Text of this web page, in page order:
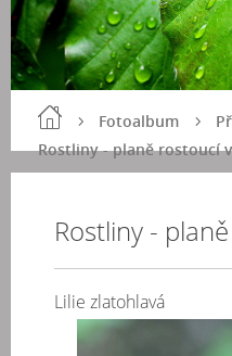
Fotoalbum
Rostliny - planě rostoucí
Rostliny -
Lilie zlatohlavá